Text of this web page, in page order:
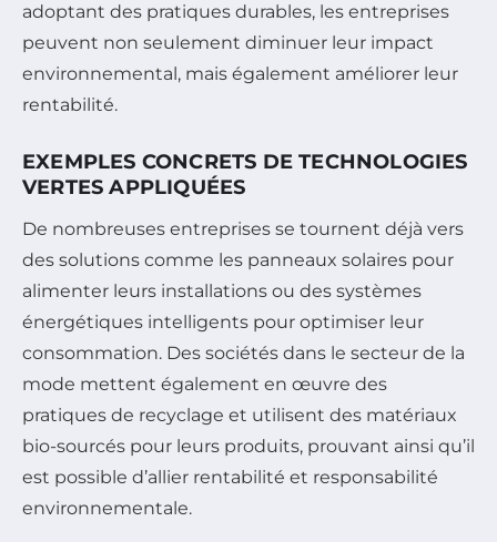
adoptant des pratiques durables, les entreprises
peuvent non seulement diminuer leur impact
environnemental, mais également améliorer leur
rentabilité.
EXEMPLES CONCRETS DE TECHNOLOGIES
VERTES APPLIQUÉES
De nombreuses entreprises se tournent déjà vers
des solutions comme les panneaux solaires pour
alimenter leurs installations ou des systèmes
énergétiques intelligents pour optimiser leur
consommation. Des sociétés dans le secteur de la
mode mettent également en œuvre des
pratiques de recyclage et utilisent des matériaux
bio-sourcés pour leurs produits, prouvant ainsi qu’il
est possible d’allier rentabilité et responsabilité
environnementale.